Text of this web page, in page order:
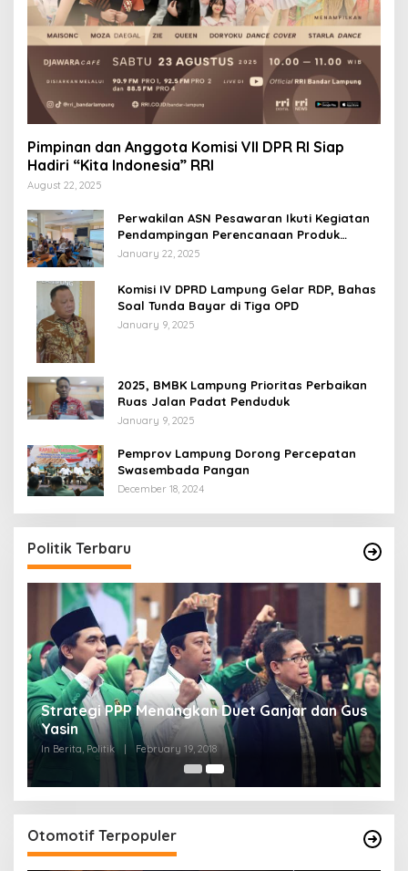
Pimpinan dan Anggota Komisi VII DPR RI Siap
Hadiri “Kita Indonesia” RRI
August 22, 2025
Perwakilan ASN Pesawaran Ikuti Kegiatan
Pendampingan Perencanaan Produk
Hukum
January 22, 2025
Komisi IV DPRD Lampung Gelar RDP, Bahas
Soal Tunda Bayar di Tiga OPD
January 9, 2025
2025, BMBK Lampung Prioritas Perbaikan
Ruas Jalan Padat Penduduk
January 9, 2025
Pemprov Lampung Dorong Percepatan
Swasembada Pangan
December 18, 2024
Politik Terbaru
Strategi PPP Menangkan Duet Ganjar dan Gus
Yasin
In Berita, Politik | February 19, 2018
Otomotif Terpopuler